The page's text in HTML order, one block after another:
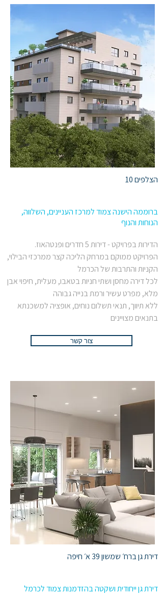
הצלפים 10​
ברוממה הישנה צמוד למרכז העניינים, השלווה,
הנוחות והנוף
הדירות בפרויקט - דירות 5 חדרים ופנטהאוז.
הפרויקט ממוקם במרחק הליכה קצר ממרכזי הבילוי,
הקניות והתרבות של הכרמל
לכל דירה מחסן ושתי חניות בטאבו, מעלית, חיפוי אבן
מלא, מפרט עשיר ורמת בנייה גבוהה
ללא תיווך, תנאי תשלום נוחים, אופציה למשכנתא
בתנאים מצויינים​
צור קשר
דירת גן ברח׳ שמשון 39 א׳ חיפה
דירת גן ייחודית ושקטה בהזדמנות צמוד לכרמל